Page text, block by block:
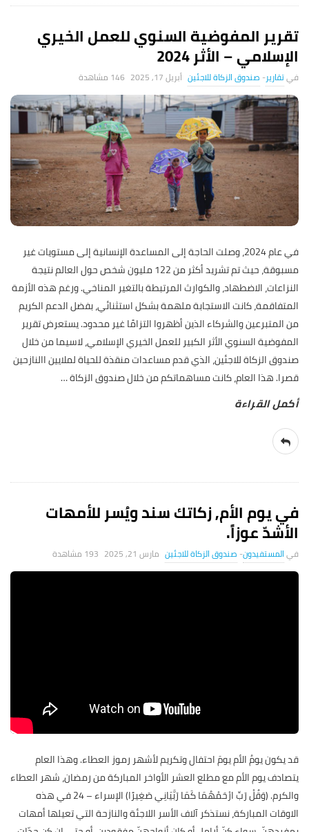
تقرير المفوضية السنوي للعمل الخيري
الإسلامي – الأثر 2024
تقارير- صندوق الزكاة للاجئين أبريل 17, 2025 146 ‎مشاهدة
في عام 2024، وصلت الحاجة إلى المساعدة الإنسانية إلى مستويات غير
مسبوقة، حيث تم تشريد أكثر من 122 مليون شخص حول العالم نتيجة
النزاعات، الاضطهاد، والكوارث المرتبطة بالتغير المناخي. ورغم هذه الأزمة
المتفاقمة، كانت الاستجابة ملهمة بشكل استثنائي، بفضل الدعم الكريم
من المتبرعين والشركاء الذين أظهروا التزامًا غير محدود. يستعرض تقرير
المفوضية السنوي الأثر الكبير للعمل الخيري الإسلامي، لاسيما من خلال
صندوق الزكاة للاجئين، الذي قدم مساعدات منقذة للحياة لملايين االنازحين
قصرا. هذا العام، كانت مساهماتكم من خلال صندوق الزكاة…
في يوم الأم, زكاتك سند ويُسر للأمهات
الأشدّ عوزاً.
المستفيدون- صندوق الزكاة للاجئين مارس 21, 2025 193 ‎مشاهدة
قد يكون يومُ الأم يومَ احتفال وتكريم لأشهر رموز العطاء. وهذا العام
يتصادف يوم الأم مع مطلع العشر الأواخر المباركة من رمضان، شهر العطاء
والكرم. (وَقُلْ رَبِّ ارْحَمْهُمَا كَمَا رَبَّيَانِي صَغِيرًا) الإسراء – 24 في هذه
الاوقات المباركة، نستذكر آلاف الأسر اللاجئة والنازحة التي تعيلها أمهات